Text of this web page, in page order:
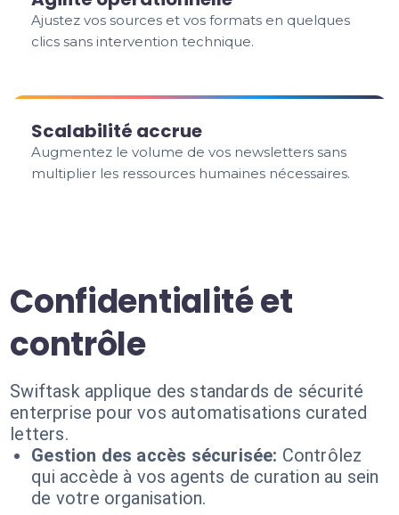
Ajustez vos sources et vos formats en quelques
clics sans intervention technique.
Scalabilité accrue
Augmentez le volume de vos newsletters sans
multiplier les ressources humaines nécessaires.
Confidentialité et
contrôle
Swiftask applique des standards de sécurité
enterprise pour vos automatisations curated
letters.
Gestion des accès sécurisée: Contrôlez
qui accède à vos agents de curation au sein
de votre organisation.